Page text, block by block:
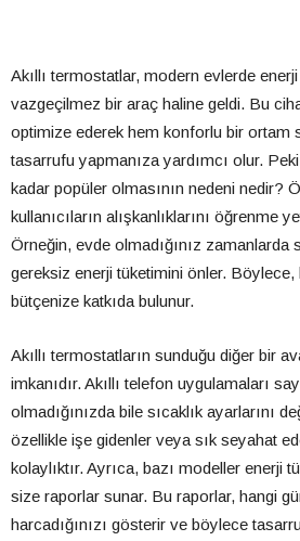
Akıllı termostatlar, modern evlerde
vazgeçilmez bir araç haline geldi. Bu
optimize ederek hem konforlu bir ortam
tasarrufu yapmanıza yardımcı olur.
kadar popüler olmasının nedeni nedir?
kullanıcıların alışkanlıklarını öğrenme
Örneğin, evde olmadığınız zamanlarda
gereksiz enerji tüketimini önler.
bütçenize katkıda bulunur.
Akıllı termostatların sunduğu diğer bir
imkanıdır. Akıllı telefon uygulamaları
olmadığınızda bile sıcaklık ayarlarını
özellikle işe gidenler veya sık seyahat
kolaylıktır. Ayrıca, bazı modeller enerji
size raporlar sunar. Bu raporlar, hangi
harcadığınızı gösterir ve böylece